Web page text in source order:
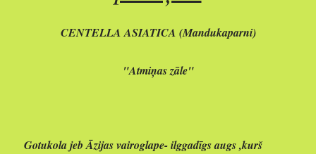
CENTELLA ASIATICA (Mandukaparni)
"Atmiņas zāle"
Gotukola jeb Āzijas vairoglape- ilggadīgs augs ,kurš